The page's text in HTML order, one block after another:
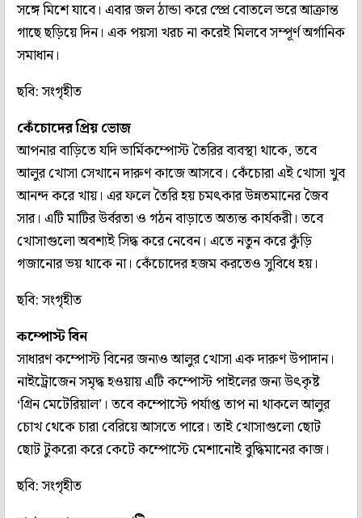
সঙ্গে মিশে যাবে। এবার জল ঠান্ডা করে স্প্রে বোতলে ভরে আক্রান্ত
গাছে ছড়িয়ে দিন। এক পয়সা খরচ না করেই মিলবে সম্পূর্ণ অর্গানিক
সমাধান।
ছবি: সংগৃহীত
কেঁচোদের প্রিয় ভোজ
আপনার বাড়িতে যদি ভার্মিকম্পোস্ট তৈরির ব্যবস্থা থাকে, তবে
আলুর খোসা সেখানে দারুণ কাজে আসবে। কেঁচোরা এই খোসা খুব
আনন্দ করে খায়। এর ফলে তৈরি হয় চমৎকার উন্নতমানের জৈব
সার। এটি মাটির উর্বরতা ও গঠন বাড়াতে অত্যন্ত কার্যকরী। তবে
খোসাগুলো অবশ্যই সিদ্ধ করে নেবেন। এতে নতুন করে কুঁড়ি
গজানোর ভয় থাকে না। কেঁচোদের হজম করতেও সুবিধে হয়।
ছবি: সংগৃহীত
কম্পোস্ট বিন
সাধারণ কম্পোস্ট বিনের জন্যও আলুর খোসা এক দারুণ উপাদান।
নাইট্রোজেন সমৃদ্ধ হওয়ায় এটি কম্পোস্ট পাইলের জন্য উৎকৃষ্ট
‘গ্রিন মেটেরিয়াল’। তবে কম্পোস্টে পর্যাপ্ত তাপ না থাকলে আলুর
চোখ থেকে চারা বেরিয়ে আসতে পারে। তাই খোসাগুলো ছোট
ছোট টুকরো করে কেটে কম্পোস্টে মেশানোই বুদ্ধিমানের কাজ।
ছবি: সংগৃহীত